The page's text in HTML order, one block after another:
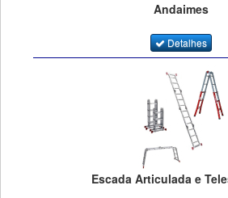
Andaimes
Detalhes
Escada Articulada e